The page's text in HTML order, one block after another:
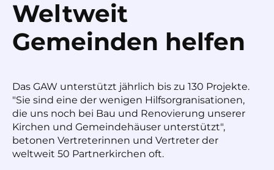
Weltweit
Gemeinden helfen
Das GAW unterstützt jährlich bis zu 130 Projekte.
"Sie sind eine der wenigen Hilfsorgranisationen,
die uns noch bei Bau und Renovierung unserer
Kirchen und Gemeindehäuser unterstützt",
betonen Vertreterinnen und Vertreter der
weltweit 50 Partnerkirchen oft.